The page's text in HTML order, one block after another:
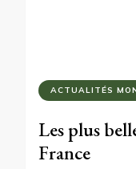
ACTUALITÉS
Les plus
France